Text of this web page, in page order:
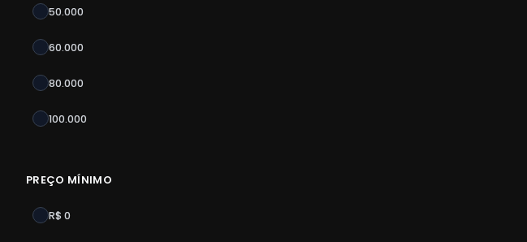
50.000
60.000
80.000
100.000
PREÇO MÍNIMO
R$ 0